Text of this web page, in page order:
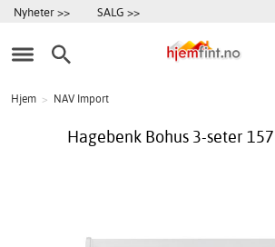
Nyheter >> SALG >>
Hjem > NAV Import
Hagebenk Bohus 3-seter